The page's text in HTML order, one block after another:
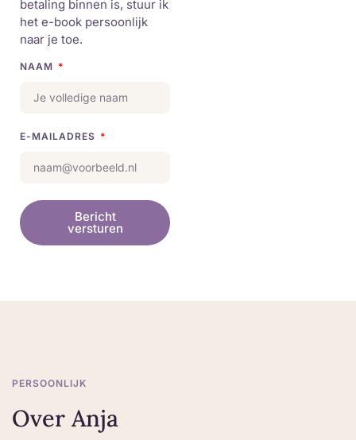
betaling binnen is, stuur ik
het e-book persoonlijk
naar je toe.
NAAM
E-MAILADRES
Bericht
versturen
PERSOONLIJK
Over Anja